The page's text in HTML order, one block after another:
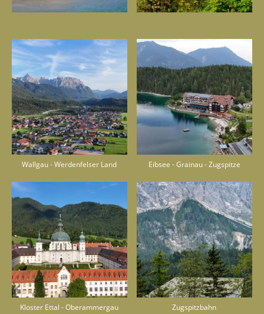
Wallgau - Werdenfelser Land Eibsee - Grainau - Zugspitze
Kloster Ettal - Oberammergau Zugspitzbahn